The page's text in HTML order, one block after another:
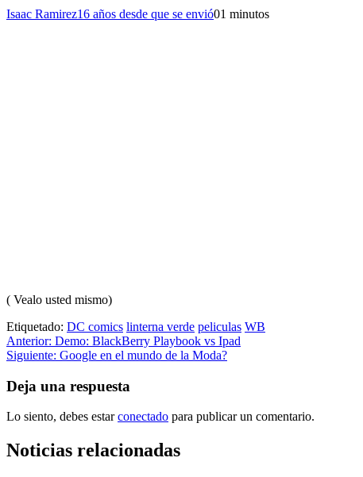
Isaac Ramirez16 años desde que se envió01 minutos
( Vealo usted mismo)
Etiquetado: DC comics linterna verde peliculas WB
Navegación
de
entradas
Anterior: Demo: BlackBerry Playbook vs Ipad
Siguiente: Google en el mundo de la Moda?
Deja una respuesta
Lo siento, debes estarconectado para publicar un comentario.
Noticias relacionadas